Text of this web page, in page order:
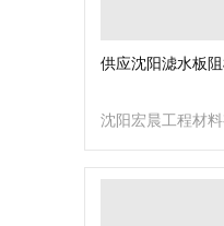
供应沈阳滤水板
沈阳宏晨工程材料